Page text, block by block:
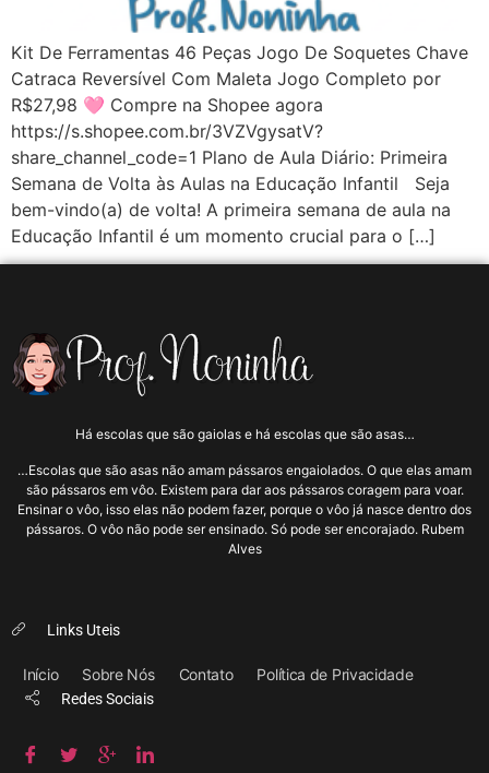
Kit De Ferramentas 46 Peças Jogo De Soquetes Chave
Catraca Reversível Com Maleta Jogo Completo por
R$27,98 🩷 Compre na Shopee agora
https://s.shopee.com.br/3VZVgysatV?
share_channel_code=1 Plano de Aula Diário: Primeira
Semana de Volta às Aulas na Educação Infantil Seja
bem-vindo(a) de volta! A primeira semana de aula na
Educação Infantil é um momento crucial para o […]
Há escolas que são gaiolas e há escolas que são asas…
…Escolas que são asas não amam pássaros engaiolados. O que elas amam
são pássaros em vôo. Existem para dar aos pássaros coragem para voar.
Ensinar o vôo, isso elas não podem fazer, porque o vôo já nasce dentro dos
pássaros. O vôo não pode ser ensinado. Só pode ser encorajado. Rubem
Alves
Links Uteis
Início Sobre Nós Contato Política de Privacidade
Redes Sociais